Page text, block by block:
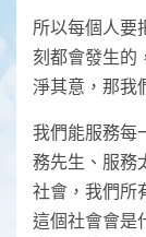
所以每個人要
刻都會發生的
淨其意，那我
我們能服務每
務先生、服務
社會，我們所
這個社會會是